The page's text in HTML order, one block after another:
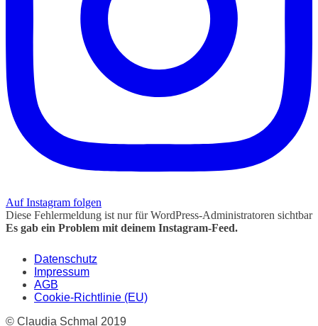
Auf Instagram folgen
Diese Fehlermeldung ist nur für WordPress-Administratoren sichtbar
Es gab ein Problem mit deinem Instagram-Feed.
Datenschutz
Impressum
AGB
Cookie-Richtlinie (EU)
© Claudia Schmal 2019